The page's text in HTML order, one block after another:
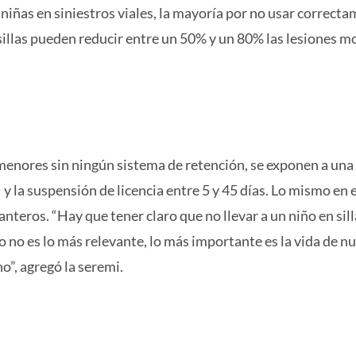
en siniestros viales, la mayoría por no usar
pueden reducir entre un 50% y un 80% las lesiones
sin ningún sistema de retención, se exponen a
suspensión de licencia entre 5 y 45 días. Lo mismo en
“Hay que tener claro que no llevar a un niño en
es lo más relevante, lo más importante es la vida de
agregó la seremi.